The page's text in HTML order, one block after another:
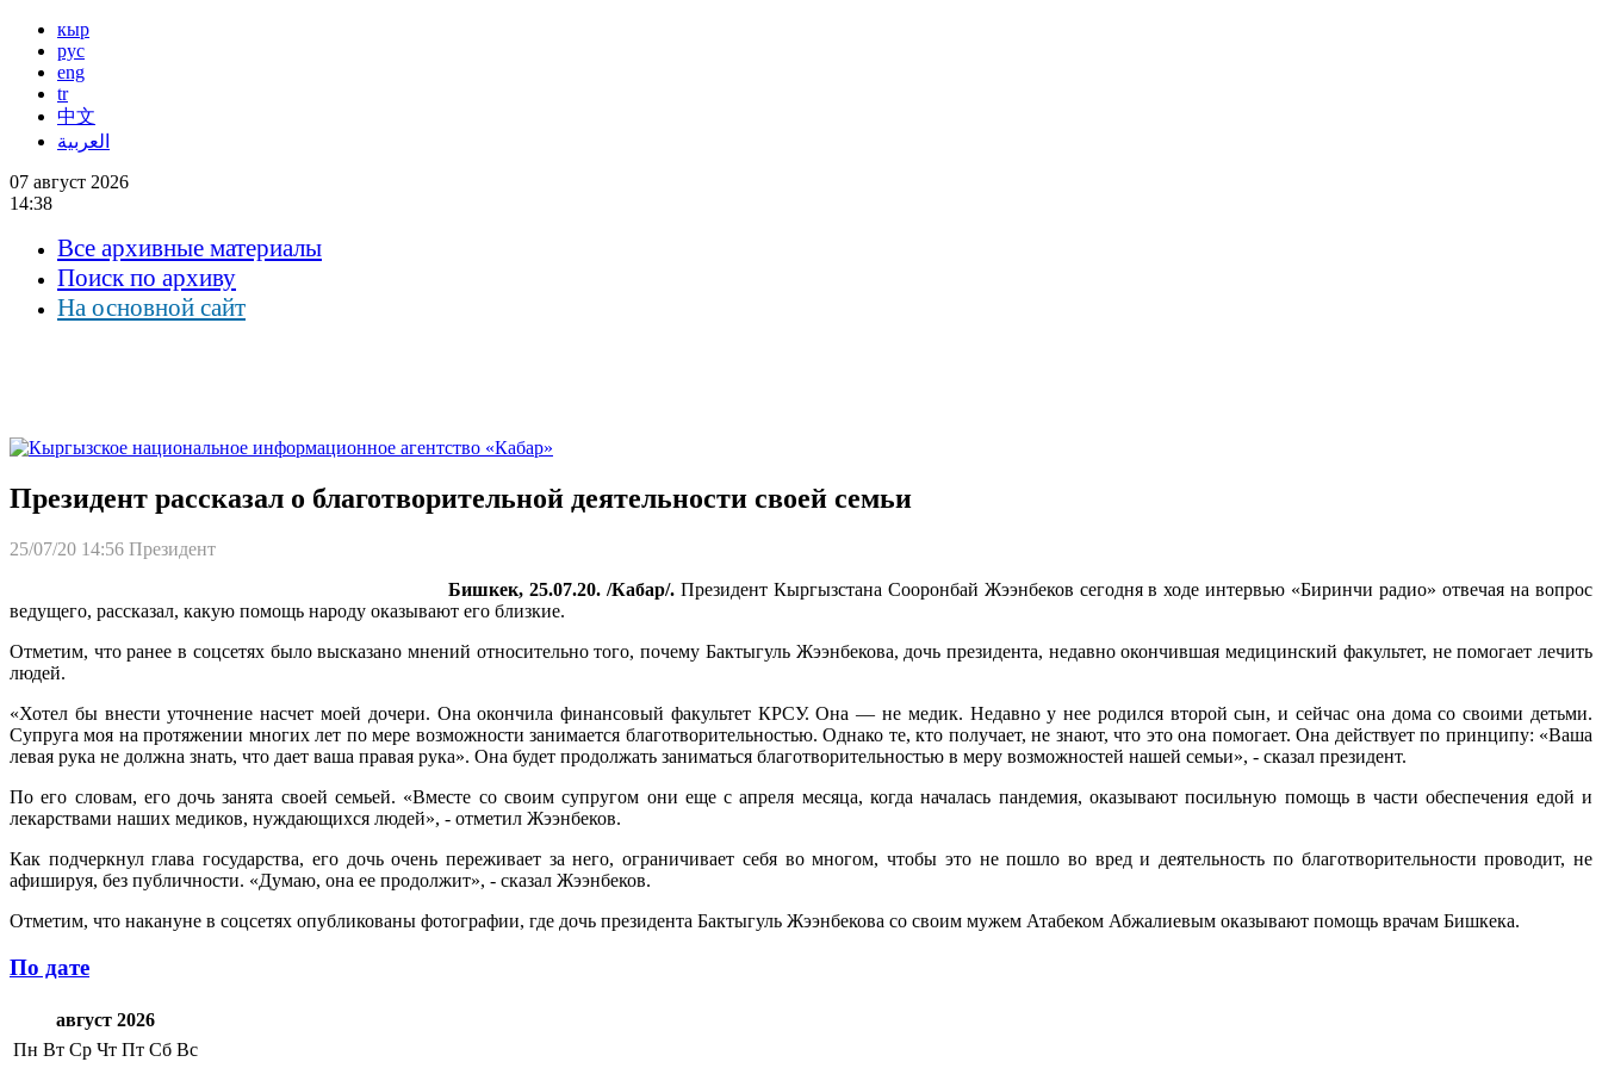
кыр
рус
eng
tr
中文
العربية
07 август 2026
14:38
Все архивные материалы
Поиск по архиву
На основной сайт
Президент рассказал о благотворительной деятельности своей семьи
25/07/20 14:56 Президент
Бишкек, 25.07.20. /Кабар/.Президент Кыргызстана Сооронбай Жээнбеков сегодня в ходе интервью «Биринчи радио» отвечая на вопрос
ведущего, рассказал, какую помощь народу оказывают его близкие.
Отметим, что ранее в соцсетях было высказано мнений относительно того, почему Бактыгуль Жээнбекова, дочь президента, недавно окончившая медицинский факультет, не помогает лечить
людей.
«Хотел бы внести уточнение насчет моей дочери. Она окончила финансовый факультет КРСУ. Она — не медик. Недавно у нее родился второй сын, и сейчас она дома со своими детьми.
Супруга моя на протяжении многих лет по мере возможности занимается благотворительностью. Однако те, кто получает, не знают, что это она помогает. Она действует по принципу: «Ваша
левая рука не должна знать, что дает ваша правая рука». Она будет продолжать заниматься благотворительностью в меру возможностей нашей семьи», - сказал президент.
По его словам, его дочь занята своей семьей. «Вместе со своим супругом они еще с апреля месяца, когда началась пандемия, оказывают посильную помощь в части обеспечения едой и
лекарствами наших медиков, нуждающихся людей», - отметил Жээнбеков.
Как подчеркнул глава государства, его дочь очень переживает за него, ограничивает себя во многом, чтобы это не пошло во вред и деятельность по благотворительности проводит, не
афишируя, без публичности. «Думаю, она ее продолжит», - сказал Жээнбеков.
Отметим, что накануне в соцсетях опубликованы фотографии, где дочь президента Бактыгуль Жээнбекова со своим мужем Атабеком Абжалиевым оказывают помощь врачам Бишкека.
По дате
август 2026
Пн Вт Ср Чт Пт Сб Вс